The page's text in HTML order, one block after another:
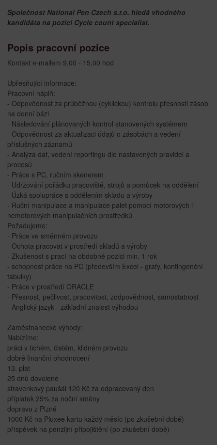
Společnost National Pen Czech s.r.o. hledá vhodného
kandidáta na pozici Cycle count specialist.
Popis pracovní pozice
Kontakt e-mailem 9,00 - 15,00 hod
Upřesňující informace:
Pracovní náplň:
- Odpovědnost za průběžnou (cyklickou) kontrolu přesnosti zásob
na denní bázi
- Následování plánovaných kontrol stanovených systémem
- Odpovědnost za aktualizaci údajů o zásobách a vedení
příslušných záznamů
- Analýza dat, vedení reportingu dle nastavených pravidel a
procesů
- Práce s PC, ručním skenerem
- Udržování pořádku pracoviště, strojů a pomůcek na oddělení
- Úzká spolupráce s oddělením skladu a výroby
- Ruční manipulace a manipulace palet pomocí motorových i
nemotorových manipulačních prostředků
Požadujeme:
- Práce ve směnném provozu
- Ochota pracovat v prostředí skladů a výroby
- Zkušenost s prací na obdobné pozici min. 1 rok
- schopnost práce na PC (především Excel - grafy, kontingenční
tabulky)
- Práce v prostředí ORACLE
- Přesnost, pečlivost, pracovitost, zodpovědnost, samostatnost
- Anglický jazyk - základní znalost výhodou
Zaměstnanecké výhody:
Nabízíme:
práci v tichém, čistém, klidném provozu
dobré finanční ohodnocení
13. plat
25 dnů dovolené
stravenkový paušál 120 Kč za odpracovaný den
příplatek 25% za noční směny
dopravu z Plzně
1000 Kč na Pluxee kartu každý měsíc (po zkušební době)
příspěvek na penzijní připojištění (po zkušební době)